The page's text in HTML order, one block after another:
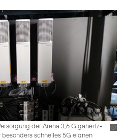
der Arena 3,6 Gigahertz-
schnelles 5G eignen